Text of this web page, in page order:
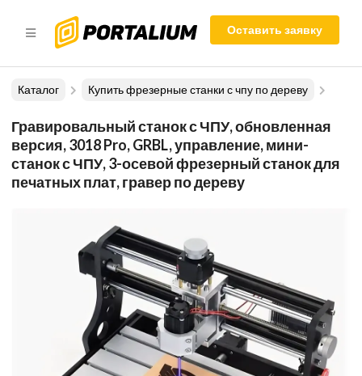
Оставить заявку
Каталог Купить фрезерные станки с чпу по дереву
Гравировальный станок с ЧПУ, обновленная
версия, 3018 Pro, GRBL, управление, мини-
станок с ЧПУ, 3-осевой фрезерный станок для
печатных плат, гравер по дереву